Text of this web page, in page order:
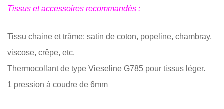
Tissus et accessoires recommandés :
Tissu chaine et trâme: satin de coton, popeline, chambray,
viscose, crêpe, etc.
Thermocollant de type Vieseline G785 pour tissus léger.
1 pression à coudre de 6mm